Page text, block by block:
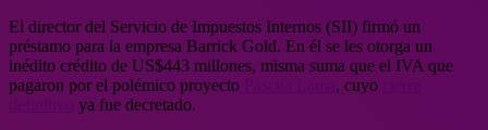
El director del Servicio de Impuestos Internos (SII) firmó un
préstamo para la empresa Barrick Gold. En él se les otorga un
inédito crédito de US$443 millones, misma suma que el IVA que
pagaron por el polémico proyecto
, cuyo
ya fue decretado.